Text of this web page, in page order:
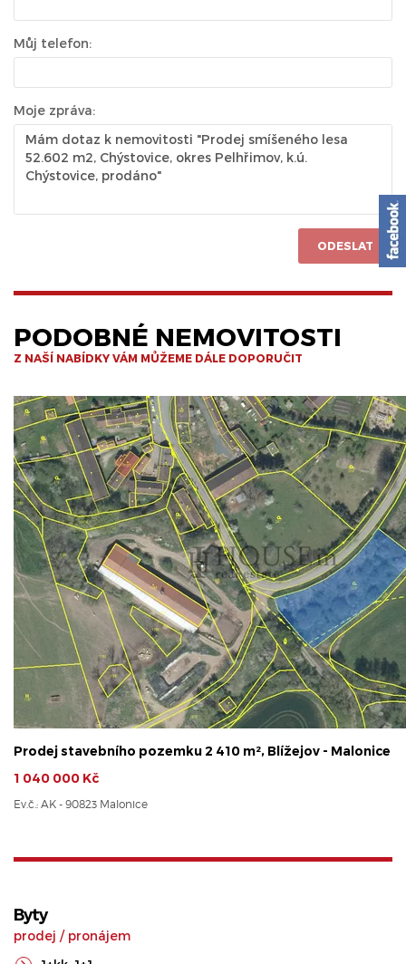
Můj telefon:
Moje zpráva:
ODESLAT
PODOBNÉ NEMOVITOSTI
Z NAŠÍ NABÍDKY VÁM MŮŽEME DÁLE DOPORUČIT
Prodej stavebního pozemku 2 410 m², Blížejov - Malonice
1 040 000 Kč
Ev.č.: AK - 90823 Malonice
Byty
prodej / pronájem